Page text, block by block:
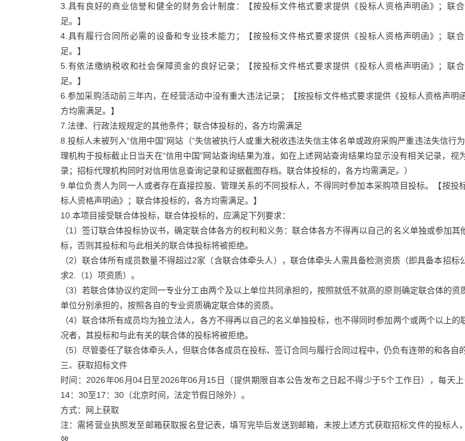
3.具有良好的商业信誉和健全的财务会计制度：【按投标文件格式要求提供《投标人资格声明函》；联
足。】
4.具有履行合同所必需的设备和专业技术能力；【按投标文件格式要求提供《投标人资格声明函》；联
足。】
5.有依法缴纳税收和社会保障资金的良好记录；【按投标文件格式要求提供《投标人资格声明函》；联
足。】
6.参加采购活动前三年内，在经营活动中没有重大违法记录；【按投标文件格式要求提供《投标人资格声明
方均需满足。】
7.法律、行政法规规定的其他条件；联合体投标的，各方均需满足
8.投标人未被列入“信用中国”网站（“失信被执行人或重大税收违法失信主体名单或政府采购严重违法失信行
理机构于投标截止日当天在“信用中国”网站查询结果为准，如在上述网站查询结果均显示没有相关记录，视
录；招标代理机构同时对信用信息查询记录和证据截图存档。联合体投标的，各方均需满足。）
9.单位负责人为同一人或者存在直接控股、管理关系的不同投标人，不得同时参加本采购项目投标。【按投
标人资格声明函》；联合体投标的，各方均需满足。】
10.本项目接受联合体投标，联合体投标的，应满足下列要求：
（1）签订联合体投标协议书，确定联合体各方的权利和义务：联合体各方不得再以自己的名义单独或参加其
标，否则其投标和与此相关的联合体投标将被拒绝。
（2）联合体所有成员数量不得超过2家（含联合体牵头人），联合体牵头人需具备检测资质（即具备本招标
求2.（1）项资质）。
（3）若联合体协议约定同一专业分工由两个及以上单位共同承担的，按照就低不就高的原则确定联合体的资
单位分别承担的，按照各自的专业资质确定联合体的资质。
（4）联合体所有成员均为独立法人，各方不得再以自己的名义单独投标，也不得同时参加两个或两个以上的
况者，其投标和与此有关的联合体的投标将被拒绝。
（5）尽管委任了联合体牵头人，但联合体各成员在投标、签订合同与履行合同过程中，仍负有连带的和各自
三、获取招标文件
时间：2026年06月04日至2026年06月15日（提供期限自本公告发布之日起不得少于5个工作日），每天
14：30至17：30（北京时间，法定节假日除外）。
方式：网上获取
注：需将营业执照发至邮箱获取报名登记表，填写完毕后发送到邮箱，未按上述方式获取招标文件的投标人